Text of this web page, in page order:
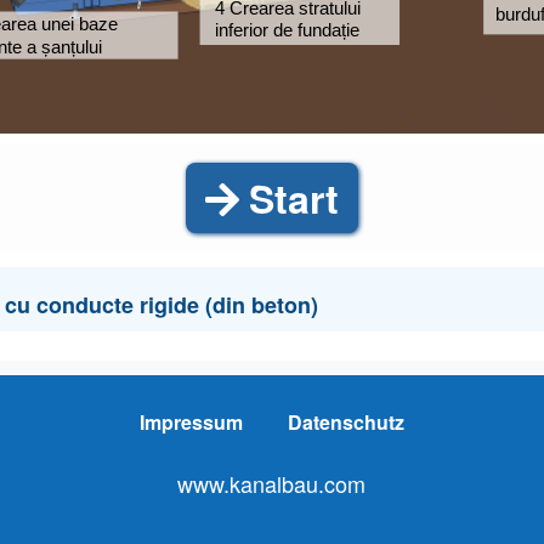
unei baze
a șanțului
4 Crearea stratului
inferior de fundație
Start
conducte rigide (din beton)
Impressum Datenschutz
www.kanalbau.com